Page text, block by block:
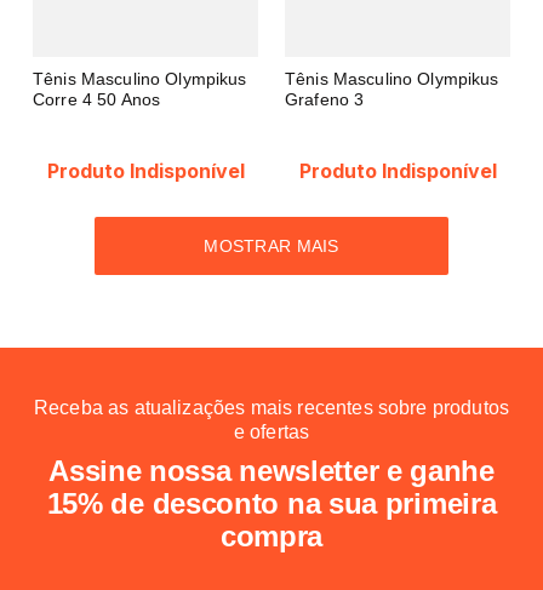
Tênis Masculino Olympikus
Corre 4 50 Anos
Produto Indisponível
Tênis Masculino Olympikus
Grafeno 3
Produto Indisponível
MOSTRAR MAIS
Receba as atualizações mais recentes sobre produtos
e ofertas
Assine nossa newsletter e ganhe
15% de desconto na sua primeira
compra